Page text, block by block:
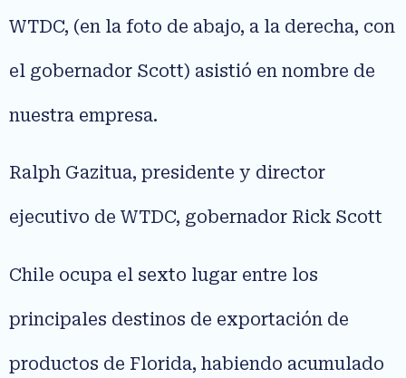
WTDC, (en la foto de abajo, a la derecha, con
el gobernador Scott) asistió en nombre de
nuestra empresa.
Ralph Gazitua, presidente y director
ejecutivo de WTDC, gobernador Rick Scott
Chile ocupa el sexto lugar entre los
principales destinos de exportación de
productos de Florida, habiendo acumulado